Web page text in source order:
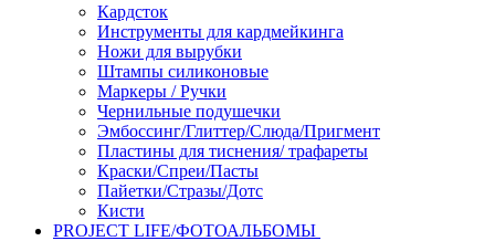
Кардсток
Инструменты для кардмейкинга
Ножи для вырубки
Штампы силиконовые
Маркеры / Ручки
Чернильные подушечки
Эмбоссинг/Глиттер/Слюда/Пригмент
Пластины для тиснения/ трафареты
Краски/Спреи/Пасты
Пайетки/Стразы/Дотс
Кисти
PROJECT LIFE/ФОТОАЛЬБОМЫ